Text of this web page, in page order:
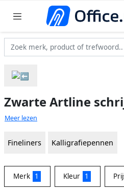
Zwarte Artline
Meer lezen
Fineliners Kalligrafiepennen
Merk 1 Kleur 1